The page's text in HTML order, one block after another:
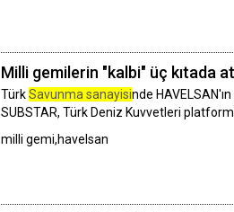
Milli gemilerin "kalbi" üç kıtada
TürkSavunma sanayisinde
SUBSTAR, Türk Deniz Kuvvetleri
milli gemi,havelsan